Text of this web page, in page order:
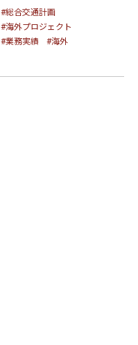
#総合交通計画
#海外プロジェクト
#業務実績
#海外